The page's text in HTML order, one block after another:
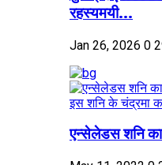
रहस्यमयी...
Jan 26, 2026 0
एन्सेलेडस शनि